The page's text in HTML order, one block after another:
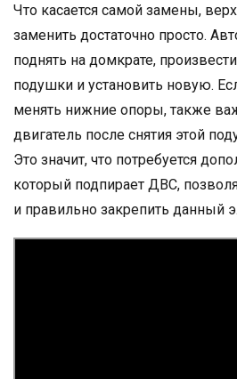
Что касается самой замены,
заменить достаточно просто.
поднять на домкрате,
подушки и установить новую.
менять нижние опоры, также
двигатель после снятия этой
Это значит, что потребуется
который подпирает ДВС,
и правильно закрепить данный